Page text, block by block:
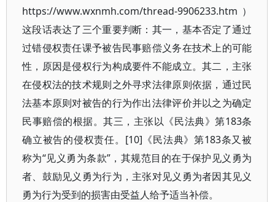
https://www.wxnmh.com/thread-9906233.htm ）
这段话表达了三个重要判断：其一，基本否定了通过
过错侵权责任课予被告民事赔偿义务在技术上的可能
性，原因是侵权行为构成要件不能成立。其二，主张
在侵权法的技术规则之外寻求法律原则依据，通过民
法基本原则对被告的行为作出法律评价并以之为确定
民事赔偿的根据。其三，主张以《民法典》第183条
确立被告的侵权责任。[10]《民法典》第183条又被
称为“见义勇为条款”，其规范目的在于保护见义勇为
者、鼓励见义勇为行为，主张对见义勇为者因其见义
勇为行为受到的损害由受益人给予适当补偿。